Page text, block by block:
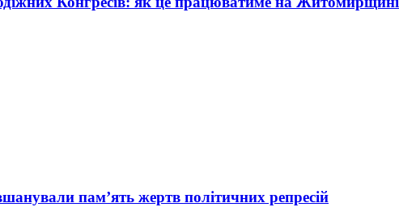
пам’ять жертв політичних репресій